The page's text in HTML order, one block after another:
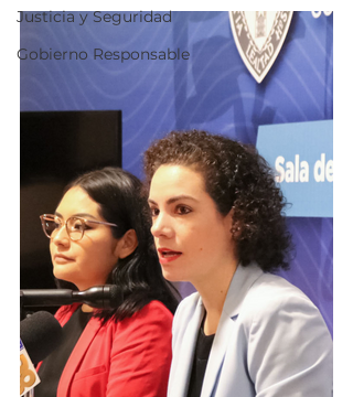
Justicia y Seguridad
Gobierno Responsable